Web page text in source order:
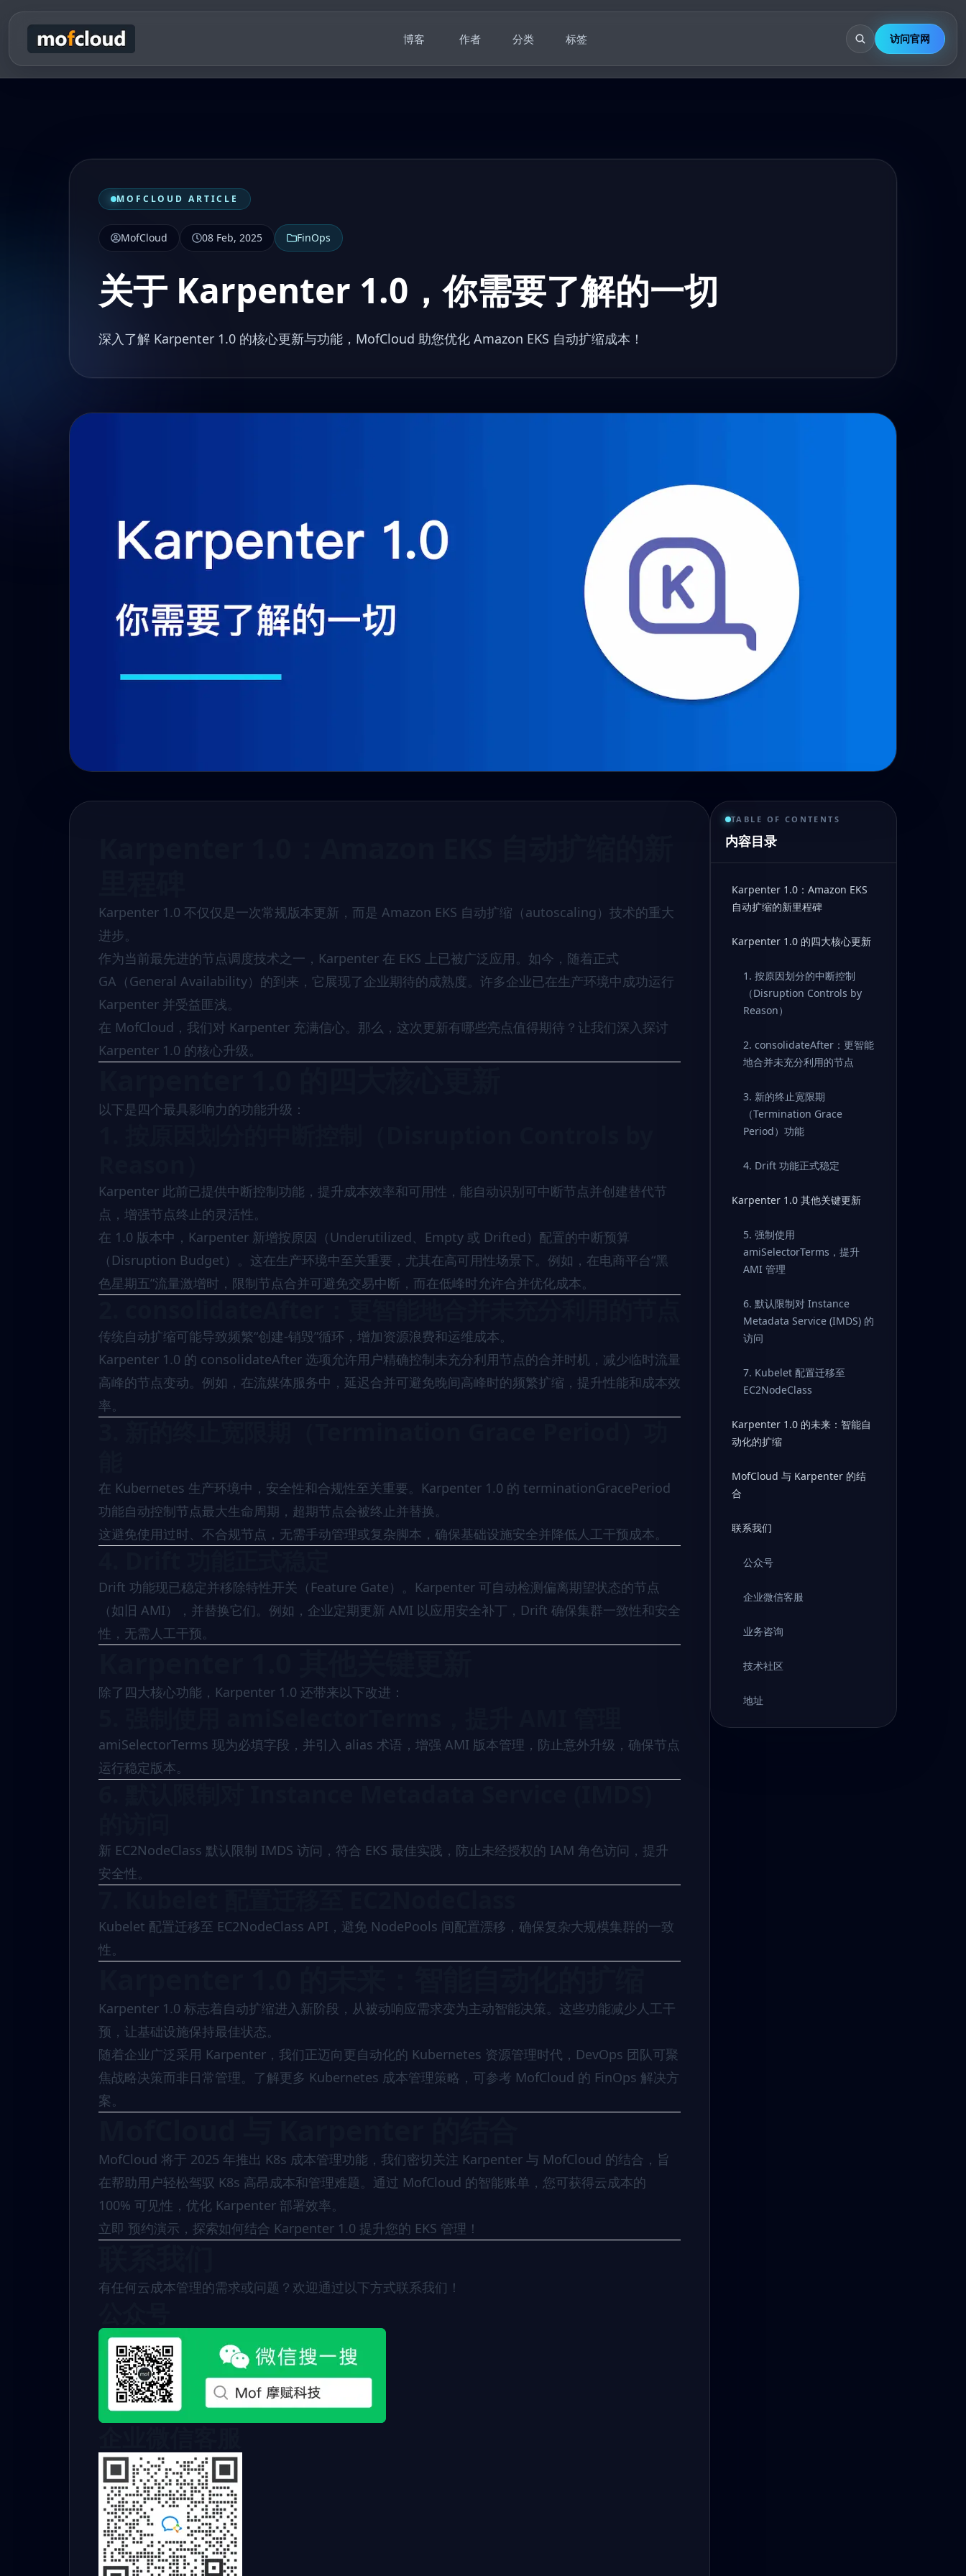
博客 作者 分类 标签 访问官网
MOFCLOUD ARTICLE
MofCloud 08 Feb, 2025 FinOps
关于 Karpenter 1.0，你需要了解的一切
深入了解 Karpenter 1.0 的核心更新与功能，MofCloud 助您优化 Amazon EKS 自动扩缩成本！
Karpenter 1.0 不仅仅是一次常规版本更新，而是 Amazon EKS 自动扩缩（autoscaling）技术的重大
进步。
作为当前最先进的节点调度技术之一，Karpenter 在 EKS 上已被广泛应用。如今，随着正式
GA（General Availability）的到来，它展现了企业期待的成熟度。许多企业已在生产环境中成功运行
Karpenter 并受益匪浅。
在 MofCloud ，我们对 Karpenter 充满信心。那么，这次更新有哪些亮点值得期待？让我们深入探讨
Karpenter 1.0 的核心升级。
以下是四个最具影响力的功能升级：
Karpenter 此前已提供中断控制功能，提升成本效率和可用性，能自动识别可中断节点并创建替代节
点，增强节点终止的灵活性。
在 1.0 版本中，Karpenter 新增按原因（Underutilized、Empty 或 Drifted）配置的中断预算
（Disruption Budget）。这在生产环境中至关重要，尤其在高可用性场景下。例如，在电商平台“黑
色星期五”流量激增时，限制节点合并可避免交易中断，而在低峰时允许合并优化成本。
传统自动扩缩可能导致频繁“创建-销毁”循环，增加资源浪费和运维成本。
Karpenter 1.0 的 consolidateAfter 选项允许用户精确控制未充分利用节点的合并时机，减少临时流量
高峰的节点变动。例如，在流媒体服务中，延迟合并可避免晚间高峰时的频繁扩缩，提升性能和成本效
率。
在 Kubernetes 生产环境中，安全性和合规性至关重要。Karpenter 1.0 的 terminationGracePeriod
功能自动控制节点最大生命周期，超期节点会被终止并替换。
这避免使用过时、不合规节点，无需手动管理或复杂脚本，确保基础设施安全并降低人工干预成本。
Drift 功能现已稳定并移除特性开关（Feature Gate）。Karpenter 可自动检测偏离期望状态的节点
（如旧 AMI），并替换它们。例如，企业定期更新 AMI 以应用安全补丁，Drift 确保集群一致性和安全
性，无需人工干预。
除了四大核心功能，Karpenter 1.0 还带来以下改进：
amiSelectorTerms 现为必填字段，并引入 alias 术语，增强 AMI 版本管理，防止意外升级，确保节点
运行稳定版本。
新 EC2NodeClass 默认限制 IMDS 访问，符合 EKS 最佳实践，防止未经授权的 IAM 角色访问，提升
安全性。
Kubelet 配置迁移至 EC2NodeClass API，避免 NodePools 间配置漂移，确保复杂大规模集群的一致
性。
Karpenter 1.0 标志着自动扩缩进入新阶段，从被动响应需求变为主动智能决策。这些功能减少人工干
预，让基础设施保持最佳状态。
随着企业广泛采用 Karpenter，我们正迈向更自动化的 Kubernetes 资源管理时代，DevOps 团队可聚
焦战略决策而非日常管理。了解更多 Kubernetes 成本管理策略，可参考 MofCloud 的 FinOps 解决方
案。
MofCloud 将于 2025 年推出 K8s 成本管理功能，我们密切关注 Karpenter 与 MofCloud 的结合，旨
在帮助用户轻松驾驭 K8s 高昂成本和管理难题。通过 MofCloud 的智能账单 ，您可获得云成本的
100% 可见性，优化 Karpenter 部署效率。
立即 预约演示 ，探索如何结合 Karpenter 1.0 提升您的 EKS 管理！
有任何云成本管理的需求或问题？欢迎通过以下方式联系我们！
TABLE OF CONTENTS
内容目录
Karpenter 1.0：Amazon EKS
自动扩缩的新里程碑
Karpenter 1.0 的四大核心更新
1. 按原因划分的中断控制
（Disruption Controls by
Reason）
2. consolidateAfter：更智能
地合并未充分利用的节点
3. 新的终止宽限期
（Termination Grace
Period）功能
4. Drift 功能正式稳定
Karpenter 1.0 其他关键更新
5. 强制使用
amiSelectorTerms，提升
AMI 管理
6. 默认限制对 Instance
Metadata Service (IMDS) 的
访问
7. Kubelet 配置迁移至
EC2NodeClass
Karpenter 1.0 的未来：智能自
动化的扩缩
MofCloud 与 Karpenter 的结
合
联系我们
公众号
企业微信客服
业务咨询
技术社区
地址